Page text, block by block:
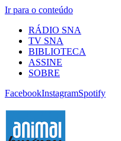
Ir para o conteúdo
RÁDIO SNA
TV SNA
BIBLIOTECA
ASSINE
SOBRE
FacebookInstagramSpotify